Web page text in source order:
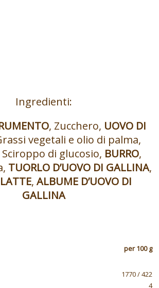
Ingredienti:
, Zucchero, UOVO DI
vegetali e olio di palma,
di glucosio, BURRO,
TUORLO D’UOVO DI GALLINA,
, ALBUME D’UOVO DI
GALLINA
per 100 g
1770 / 422
4